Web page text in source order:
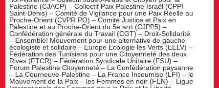
Palestine (CJACP) – Collectif Paix Palestine Israël (CPPI
Saint-Denis) – Comité de Vigilance pour une Paix Réelle au
Proche-Orient (CVPR PO) – Comité Justice et Paix en
Palestine et au Proche-Orient du 5e arrt (CJPP5) –
Confédération générale du Travail (CGT) – Droit-Solidarité
– Ensemble! Mouvement pour une alternative de gauche
écologiste et solidaire – Europe Ecologie les Verts (EELV) –
Fédération des Tunisiens pour une Citoyenneté des deux
Rives (FTCR) – Fédération Syndicale Unitaire (FSU) –
Forum Palestine Citoyenneté – La Confédération paysanne
– La Courneuve-Palestine – La France Insoumise (LFI) – le
Mouvement de la Paix – les Femmes en noir (FEN) – Ligue